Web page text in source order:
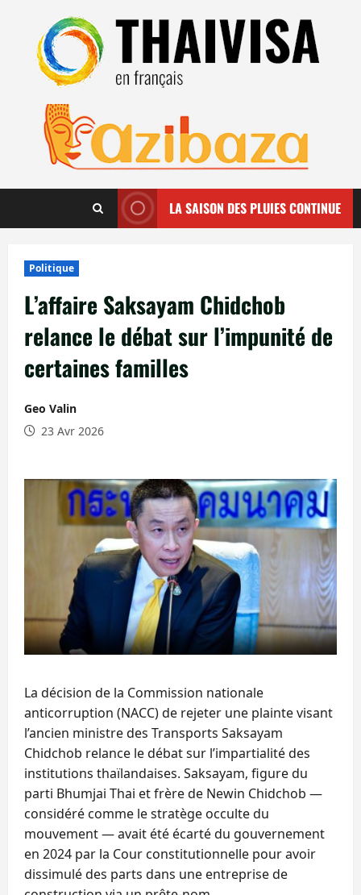
contenu
LA SAISON DES PLUIES CONTINUE
Politique
L’affaire Saksayam Chidchob
relance le débat sur l’impunité de
certaines familles
Geo Valin
23 Avr 2026
La décision de la Commission nationale
anticorruption (NACC) de rejeter une plainte visant
l’ancien ministre des Transports Saksayam
Chidchob relance le débat sur l’impartialité des
institutions thaïlandaises. Saksayam, figure du
parti Bhumjai Thai et frère de Newin Chidchob —
considéré comme le stratège occulte du
mouvement — avait été écarté du gouvernement
en 2024 par la Cour constitutionnelle pour avoir
dissimulé des parts dans une entreprise de